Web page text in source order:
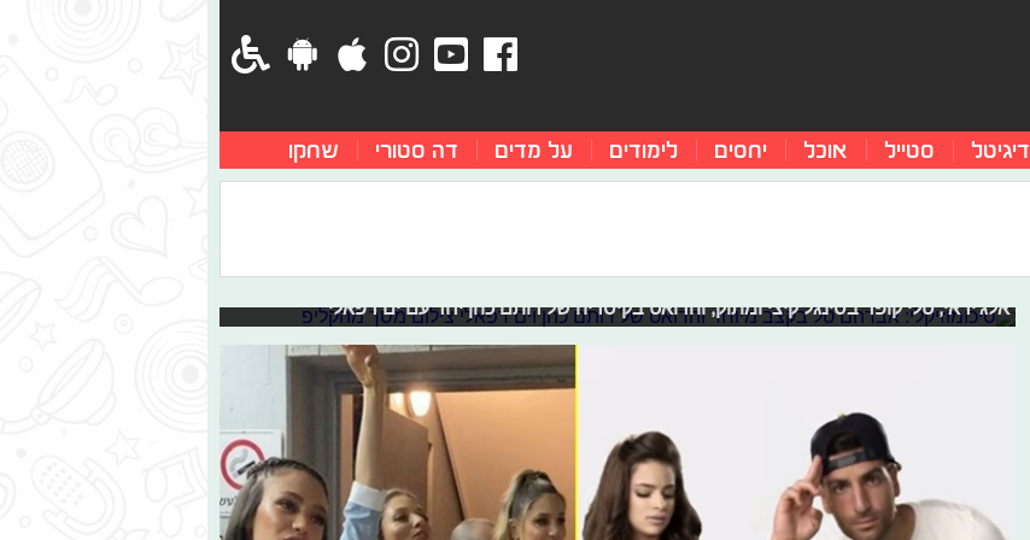
דיגיטל סטייל אוכל יחסים לימודים על מדים דה סטורי שחקו
אלג'יראי, טלי קופר בסינגל קיצי ומתוק, והדואט בקיסריה של רותם כהן יחד עם ים רפאלי